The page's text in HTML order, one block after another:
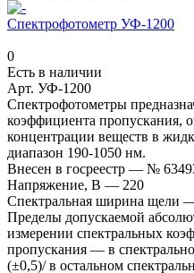
Спектрофотометр УФ-1200
0
Есть в наличии
Арт. УФ-1200
Спектрофотометры
коэффициента пропускания,
концентрации веществ в
диапазон 190-1050 нм.
Внесен в госреестр — №
Напряжение, В — 220
Спектральная ширина щели
Пределы допускаемой
измерении спектральных
пропускания — в
(±0,5)/ в остальном